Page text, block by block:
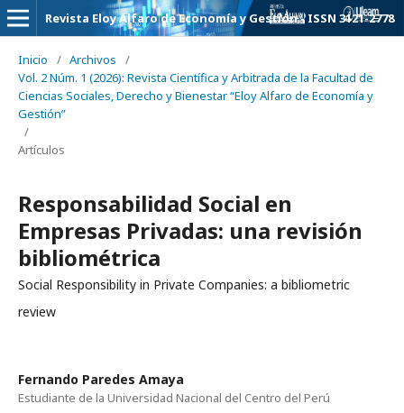
Revista Eloy Alfaro de Economía y Gestión - ISSN 3121-2778
Inicio / Archivos
/
Vol. 2 Núm. 1 (2026): Revista Científica y Arbitrada de la Facultad de
Ciencias Sociales, Derecho y Bienestar “Eloy Alfaro de Economía y
Gestión”
/
Artículos
Responsabilidad Social en
Empresas Privadas: una revisión
bibliométrica
Social Responsibility in Private Companies: a bibliometric
review
Fernando Paredes Amaya
Estudiante de la Universidad Nacional del Centro del Perú